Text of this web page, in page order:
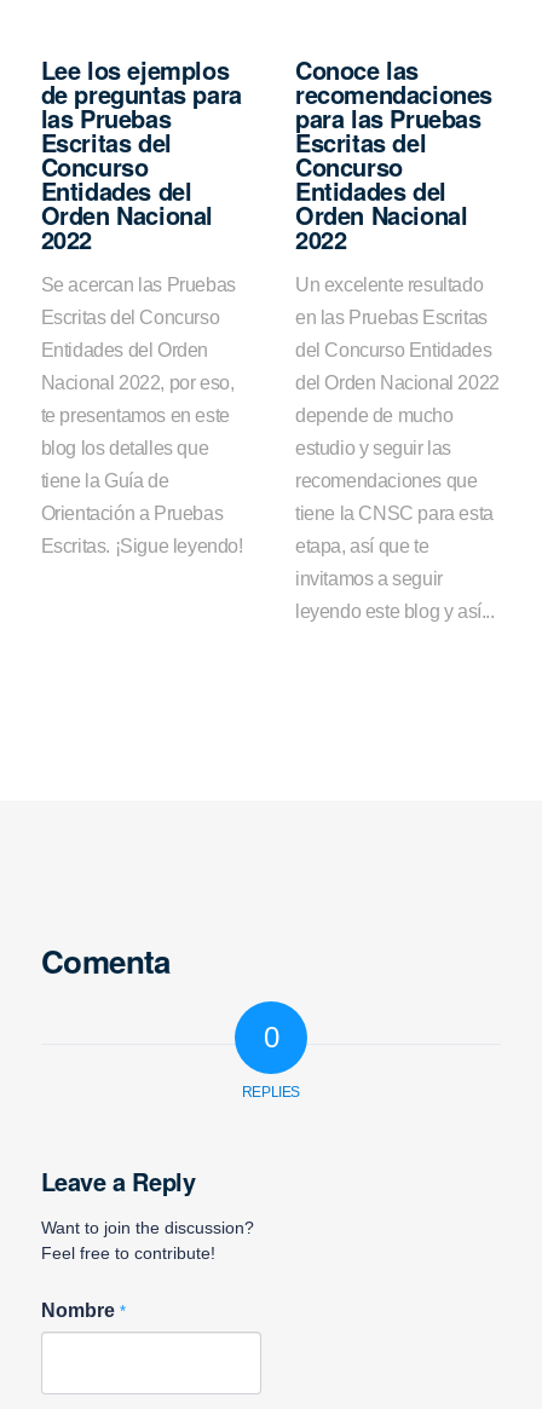
Lee los ejemplos
de preguntas para
las Pruebas
Escritas del
Concurso
Entidades del
Orden Nacional
2022
Se acercan las Pruebas
Escritas del Concurso
Entidades del Orden
Nacional 2022, por eso,
te presentamos en este
blog los detalles que
tiene la Guía de
Orientación a Pruebas
Escritas. ¡Sigue leyendo!
Conoce las
recomendaciones
para las Pruebas
Escritas del
Concurso
Entidades del
Orden Nacional
2022
Un excelente resultado
en las Pruebas Escritas
del Concurso Entidades
del Orden Nacional 2022
depende de mucho
estudio y seguir las
recomendaciones que
tiene la CNSC para esta
etapa, así que te
invitamos a seguir
leyendo este blog y así...
Comenta
0
REPLIES
Leave a Reply
Want to join the discussion?
Feel free to contribute!
Nombre *